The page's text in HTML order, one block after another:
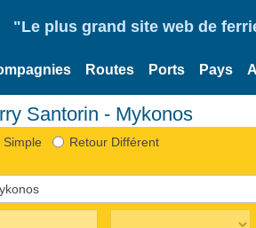
"Le plus grand site web de
Routes Ports Pays
Santorin - Mykonos
Simple Retour Différent